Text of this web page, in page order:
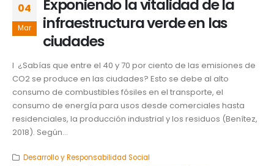
04
Mar
Exponiendo la vitalidad de la
infraestructura verde en las
ciudades
I ¿Sabías que entre el 40 y 70 por ciento de las emisiones de
CO2 se produce en las ciudades? Esto se debe al alto
consumo de combustibles fósiles en el transporte, el
consumo de energía para usos desde comerciales hasta
residenciales, la producción industrial y los residuos (Benítez,
2018). Según...
Desarrollo y Responsabilidad Social